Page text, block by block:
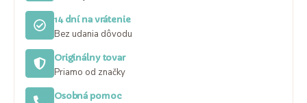
14 dní na vrátenie
Bez udania dôvodu
Originálny tovar
Priamo od značky
Osobná pomoc